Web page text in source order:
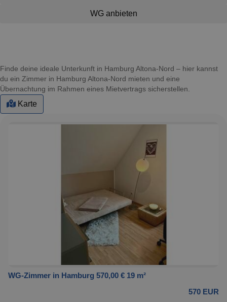
WG anbieten
Finde deine ideale Unterkunft in Hamburg Altona-Nord – hier kannst
du ein Zimmer in Hamburg Altona-Nord mieten und eine
Übernachtung im Rahmen eines Mietvertrags sicherstellen.
Karte
WG-Zimmer in Hamburg 570,00 € 19 m²
570 EUR